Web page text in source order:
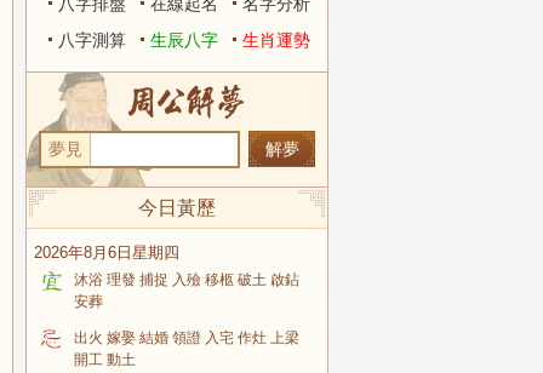
八字測算
生辰八字 生肖運勢
夢見
今日黃歷
2026年8月6日星期四
沐浴 理發 捕捉 入殮 移柩 破土 啟鉆
安葬
出火 嫁娶 結婚 領證 入宅 作灶 上梁
開工 動土